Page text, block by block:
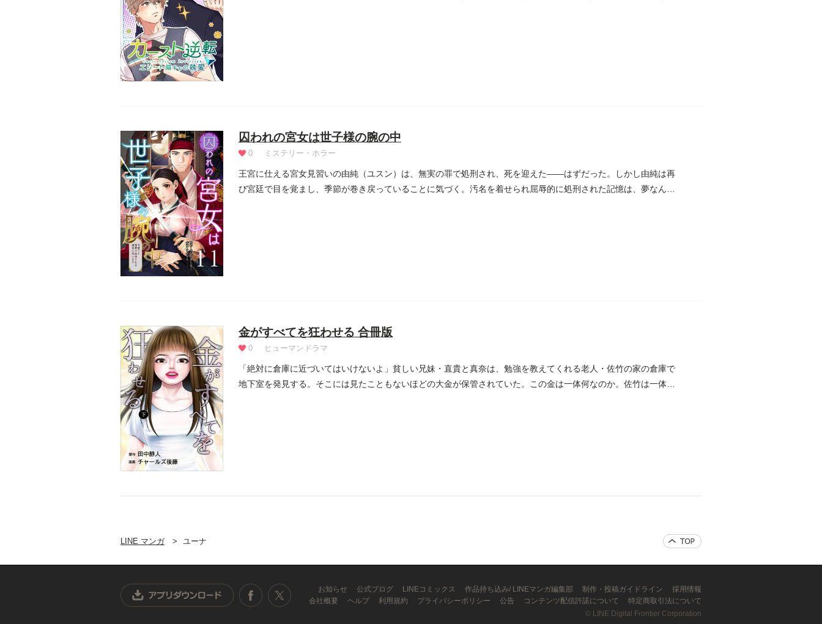
囚われの宮女は世子様の腕の中
0 ミステリー・ホラー
王宮に仕える宮女見習いの由純（ユスン）は、無実の罪で処刑され、死を迎えた――はずだった。しかし由純は再
び宮廷で目を覚まし、季節が巻き戻っていることに気づく。汚名を着せられ屈辱的に処刑された記憶は、夢なんか
金がすべてを狂わせる 合冊版
0 ヒューマンドラマ
「絶対に倉庫に近づいてはいけないよ」貧しい兄妹・直貴と真奈は、勉強を教えてくれる老人・佐竹の家の倉庫で
地下室を発見する。そこには見たこともないほどの大金が保管されていた。この金は一体何なのか。佐竹は一体何
LINE マンガ ユーナ
お知らせ 公式ブログ LINEコミックス 作品持ち込み/ LINEマンガ編集部 制作・投稿ガイドライン
採用情報
会社概要
ヘルプ 利用規約 プライバシーポリシー 公告 コンテンツ配信許諾について
特定商取引法について
© LINE Digital Frontier Corporation